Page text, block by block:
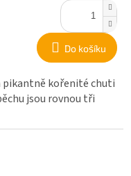
Do košíku
pikantně kořenité chuti
jsou rovnou tři